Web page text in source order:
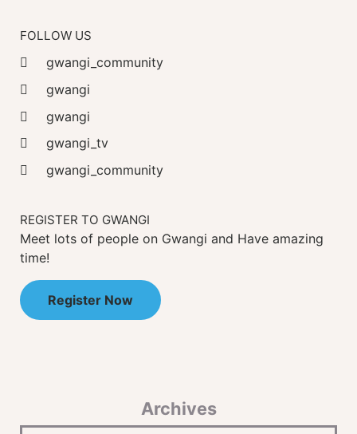
FOLLOW US
gwangi_community
gwangi
gwangi
gwangi_tv
gwangi_community
REGISTER TO GWANGI
Meet lots of people on Gwangi and Have amazing
time!
Register Now
Archives